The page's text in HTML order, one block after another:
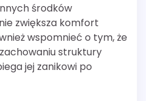
środków
zwiększa komfort
wspomnieć o tym, że
struktury
jej zanikowi po